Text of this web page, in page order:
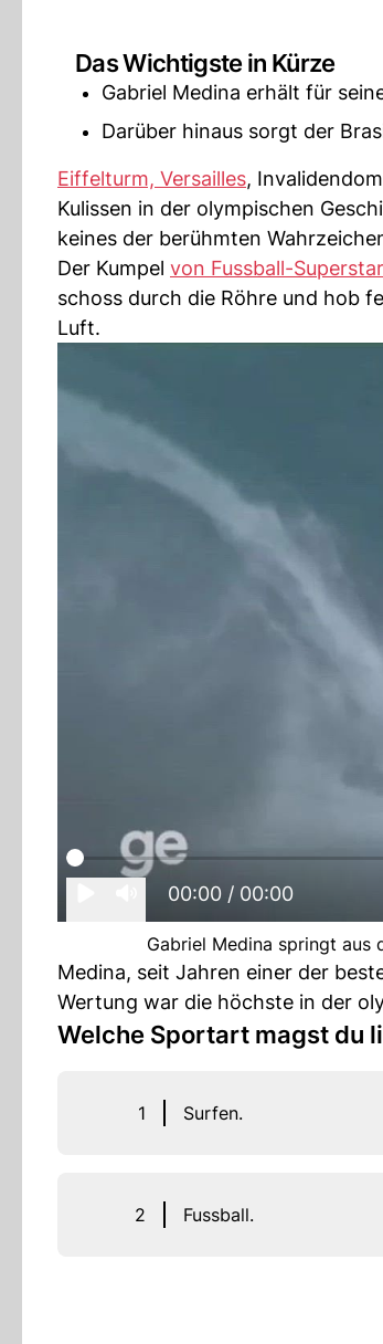
Das Wichtigste in Kürze
Gabriel Medina erhält für
Darüber hinaus sorgt der
Eiffelturm, Versailles,
Kulissen in der olympischen
keines der berühmten
Der Kumpel von Fussball-Superstar
schoss durch die Röhre und hob
Luft.
00:00 / 00:00
Gabriel Medina springt aus
Medina, seit Jahren einer der
Wertung war die höchste in der
Welche Sportart magst du
1 Surfen.
2 Fussball.